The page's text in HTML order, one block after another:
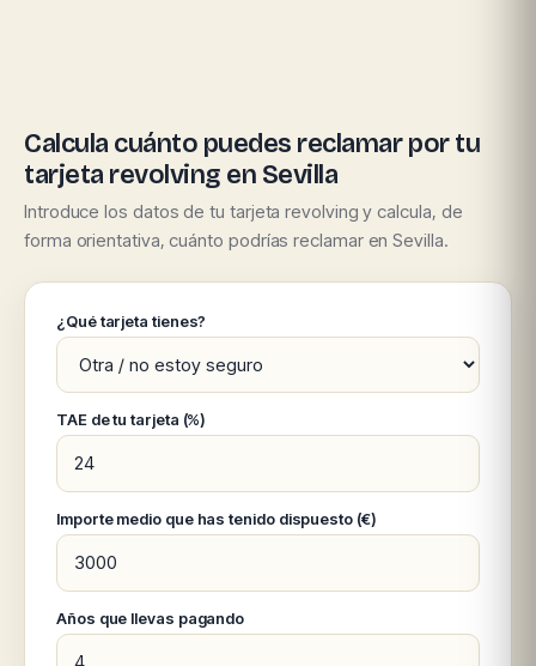
Calcula cuánto puedes reclamar por tu
tarjeta revolving en Sevilla
Introduce los datos de tu tarjeta revolving y calcula, de
forma orientativa, cuánto podrías reclamar en Sevilla.
¿Qué tarjeta tienes?
TAE de tu tarjeta (%)
Importe medio que has tenido dispuesto (€)
Años que llevas pagando